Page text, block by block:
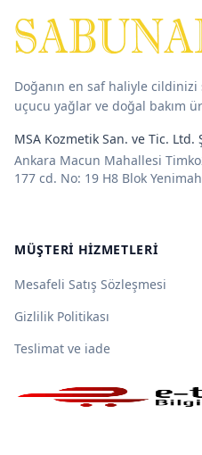
Doğanın en saf haliyle cildinizi
uçucu yağlar ve doğal bakım
MSA Kozmetik San. ve Tic. Ltd.
Ankara Macun Mahallesi
177 cd. No: 19 H8 Blok
MÜŞTERI HIZMETLERI
Mesafeli Satış Sözleşmesi
Gizlilik Politikası
Teslimat ve iade